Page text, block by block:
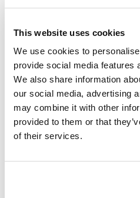
This website uses cookies
We use cookies to
provide social media features
We also share information
our social media, advertising
may combine it with other
provided to them or that
of their services.
süsteemi paigaldamiseks
kohandatud kinnituskohad.
Toggle features
Kõik omadused